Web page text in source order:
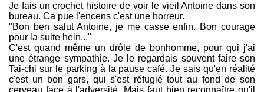
Je fais un crochet histoire de voir le vieil Antoine dans son
bureau. Ca pue l'encens c'est une horreur.
"Bon ben salut Antoine, je me casse enfin. Bon courage
pour la suite hein..."
C'est quand même un drôle de bonhomme, pour qui j'ai
une étrange sympathie. Je le regardais souvent faire son
Tai-chi sur le parking à la pause café. Je sais qu'en réalité
c'est un bon gars, qui s'est réfugié tout au fond de son